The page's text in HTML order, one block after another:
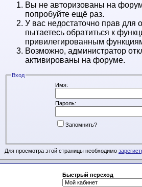
Вы не авторизованы на
попробуйте ещё раз.
У вас недостаточно прав
пытаетесь обратиться к
привилегированным
Возможно, администратор
активированы на форуме.
Вход
Имя:
Пароль:
Запомнить?
Для просмотра этой страницы необходимо
Быстрый переход